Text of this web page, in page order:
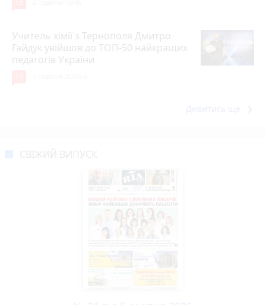
Учитель хімії з Тернополя Дмитро
Гайдук увійшов до ТОП-50 найкращих
педагогів України